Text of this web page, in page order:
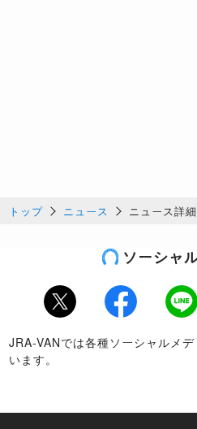
トップ ニュース ニュース詳細
ソーシャ
Twitter Facebook LINE
JRA-VANでは各種ソーシャルメ
います。